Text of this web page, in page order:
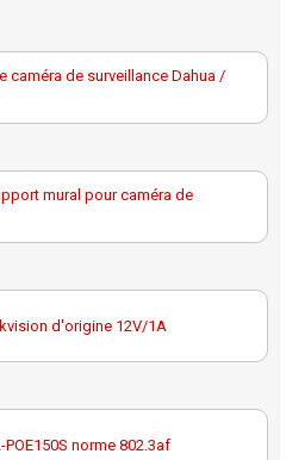
caméra de surveillance Dahua /
mural pour caméra de
d'origine 12V/1A
norme 802.3af
POE150S norme 802.3af